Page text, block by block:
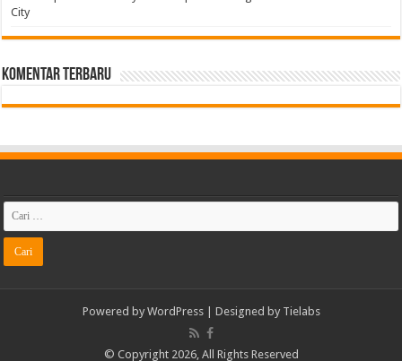
City
Komentar Terbaru
Powered by WordPress| Designed by Tielabs
© Copyright 2026, All Rights Reserved